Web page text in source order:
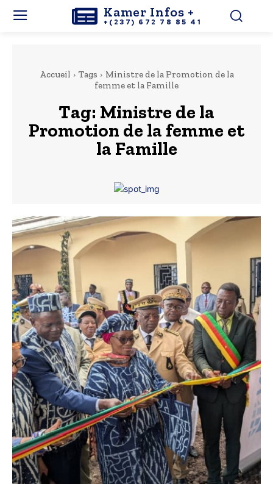
Kamer Infos +
+(237) 672 78 85 41
Accueil Tags
Ministre de la Promotion de la
femme et la Famille
Tag: Ministre de la
Promotion de la femme et
la Famille